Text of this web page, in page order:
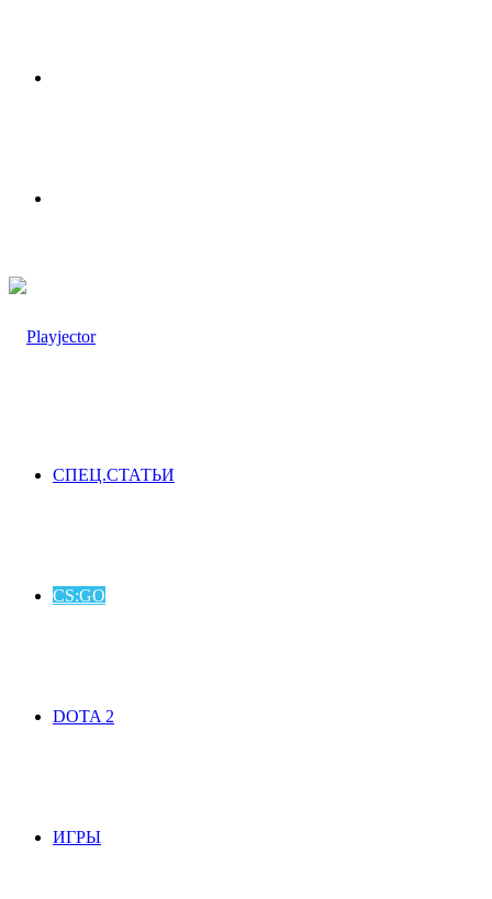
СПЕЦ.СТАТЬИ
CS:GO
DOTA 2
ИГРЫ